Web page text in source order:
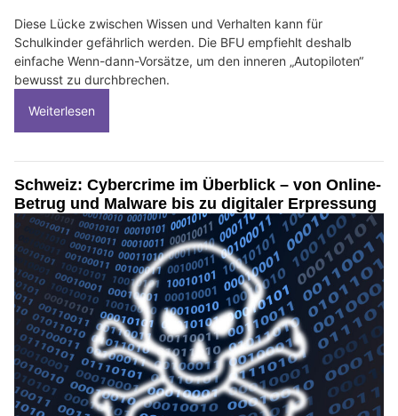
Diese Lücke zwischen Wissen und Verhalten kann für
Schulkinder gefährlich werden. Die BFU empfiehlt deshalb
einfache Wenn-dann-Vorsätze, um den inneren „Autopiloten“
bewusst zu durchbrechen.
Weiterlesen
Schweiz: Cybercrime im Überblick – von Online-
Betrug und Malware bis zu digitaler Erpressung